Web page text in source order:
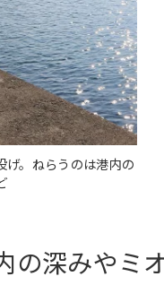
げ。ねらうのは港内の
の深みやミ